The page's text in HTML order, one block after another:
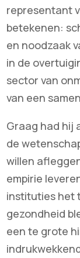
representant
betekenen:
en noodzaak
in de
sector van
van een
Graag had hij
de
willen
empirie
instituties het
gezondheid
een te grote